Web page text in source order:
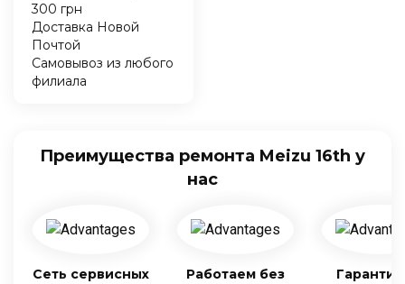
300 грн
Доставка Новой
Почтой
Самовывоз из любого
филиала
Преимущества ремонта Meizu 16th у
нас
Сеть сервисных
Работаем без